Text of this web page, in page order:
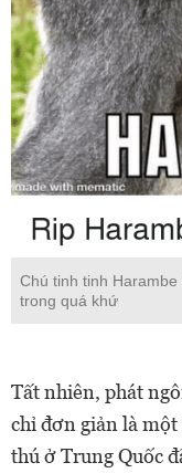
Chú tinh tinh
trong quá khứ
Tất nhiên, phát
chỉ đơn giản là
thú ở Trung Quốc